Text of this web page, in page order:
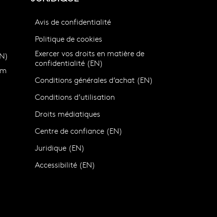
Avis de confidentialité
Politique de cookies
Exercer vos droits en matière de
confidentialité (EN)
Conditions générales d’achat (EN)
Conditions d’utilisation
Droits médiatiques
Centre de confiance (EN)
Juridique (EN)
Accessibilité (EN)